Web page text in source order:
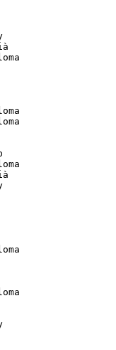
Julià
Club
Julià
Club